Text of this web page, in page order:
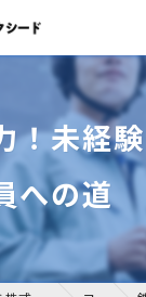
！未経
への道